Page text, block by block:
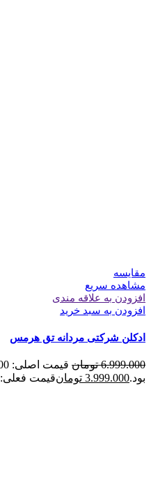
مقایسه
مشاهده سریع
افزودن به علاقه مندی
افزودن به سبد خرید
ادکلن شرکتی مردانه تق هرمس
6.999.000 تومان
بود.3.999.000 تومانقیمت فعلی: 3.999.000 تومان.